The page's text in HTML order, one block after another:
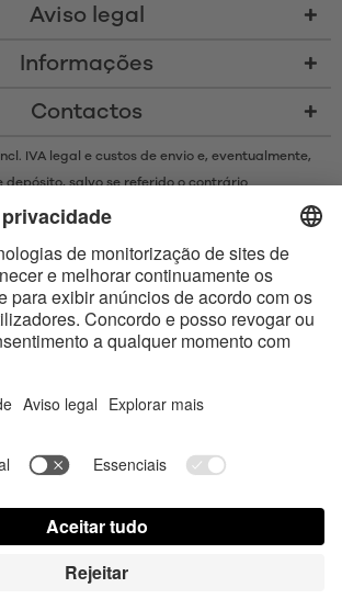
Aviso legal
Informações
Contactos
IVA legal e custos de envio e, eventualmente,
depósito, salvo se referido o contrário
e os logótipos são marcas registadas da
GmbH está sujeito a licença.
Apple e Apple Watch são marcas comerciais da
Play e o logótipo do Google Play são marcas
comerciais da Google LLC.
us today Configurações de cookies